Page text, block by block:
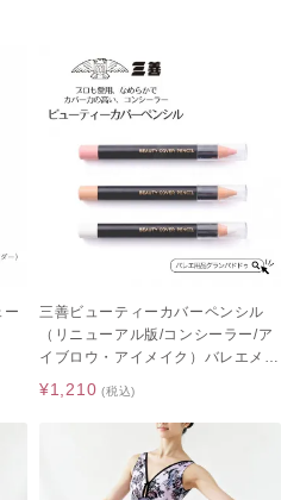
ー
三善ビューティーカバーペンシル
（リニューアル版/コンシーラー/ア
イブロウ・アイメイク）バレエメイ
ク
¥1,210 (税込)